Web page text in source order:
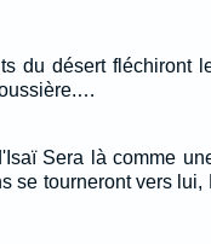
du désert fléchiront
Sera là comme
se tourneront vers lui,